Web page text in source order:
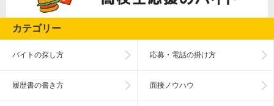
カテゴリー
バイトの探し方 応募・電話の掛け方
履歴書の書き方 面接ノウハウ